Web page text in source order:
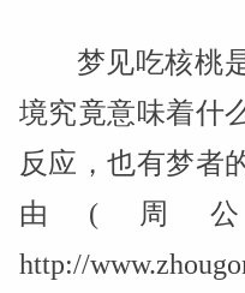
梦见吃核桃
境究竟意味着什
反应，也有梦者
由(周
http://